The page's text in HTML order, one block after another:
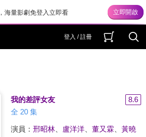
海量影劇免登入立即看
登入 / 註冊
我的差評女友
8.6
全 20 集
演員： 邢昭林、 盧洋洋、 董又霖
黃曉